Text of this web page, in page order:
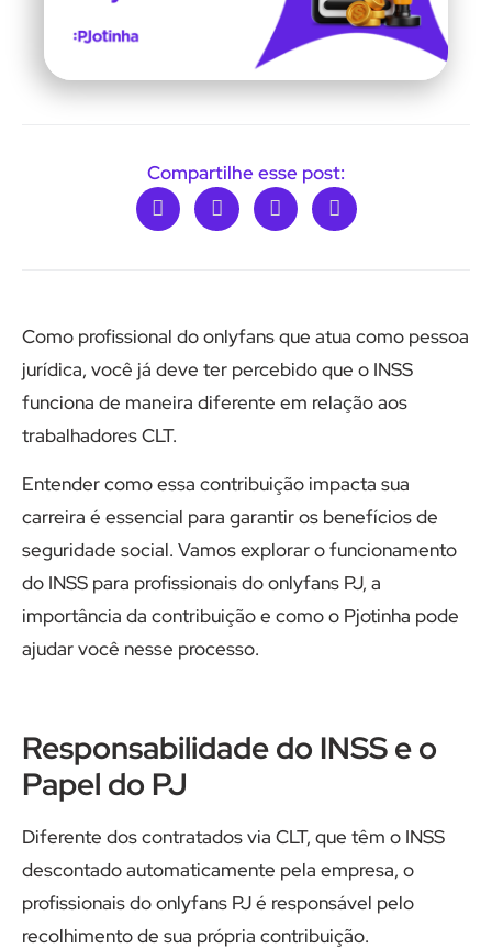
Compartilhe esse post:
Como profissional do onlyfans que atua como pessoa
jurídica, você já deve ter percebido que o INSS
funciona de maneira diferente em relação aos
trabalhadores CLT.
Entender como essa contribuição impacta sua
carreira é essencial para garantir os benefícios de
seguridade social. Vamos explorar o funcionamento
do INSS para profissionais do onlyfans PJ, a
importância da contribuição e como o Pjotinha pode
ajudar você nesse processo.
Responsabilidade do INSS e o
Papel do PJ
Diferente dos contratados via CLT, que têm o INSS
descontado automaticamente pela empresa, o
profissionais do onlyfans PJ é responsável pelo
recolhimento de sua própria contribuição.